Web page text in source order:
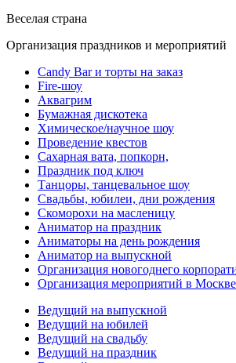
Веселая страна
Организация праздников и мероприятий
Candy Bar и торты на заказ
Fire-шоу
Аквагрим
Бумажная дискотека
Химическое/научное шоу
Проведение квестов
Сахарная вата, попкорн,
Праздник под ключ
Танцоры, танцевальное шоу
Свадьбы, юбилеи, дни рождения
Скоморохи на масленицу
Аниматор на праздник
Аниматоры на день рождения
Аниматор на выпускной
Организация новогоднего
Организация мероприятий в
Ведущий на выпускной
Ведущий на юбилей
Ведущий на свадьбу
Ведущий на праздник